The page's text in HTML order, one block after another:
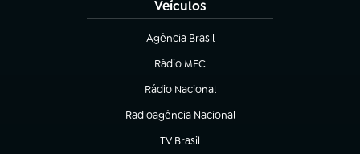
Veículos
Agência Brasil
(abre em nova aba)
Rádio MEC
Rádio Nacional
(abre em nova aba)
Radioagência Nacional
(abre em nova aba)
TV Brasil
(abre em nova aba)